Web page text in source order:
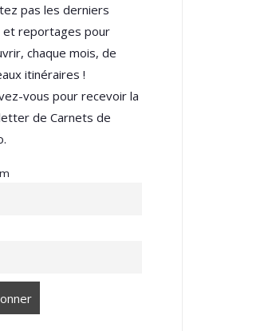
pas les derniers
et reportages pour
chaque mois, de
itinéraires !
vous pour recevoir la
de Carnets de